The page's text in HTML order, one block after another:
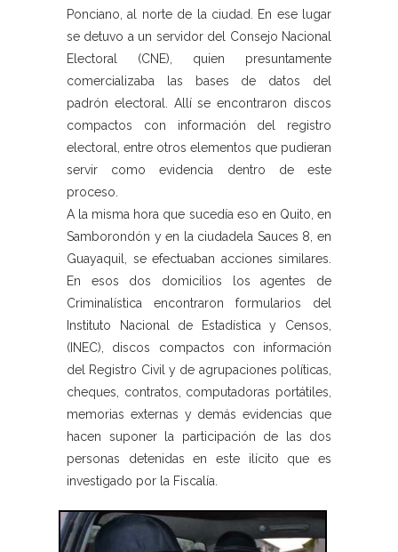
Ponciano, al norte de la ciudad. En ese lugar
se detuvo a un servidor del Consejo Nacional
Electoral (CNE), quien presuntamente
comercializaba las bases de datos del
padrón electoral. Allí se encontraron discos
compactos con información del registro
electoral, entre otros elementos que pudieran
servir como evidencia dentro de este
proceso.
A la misma hora que sucedía eso en Quito, en
Samborondón y en la ciudadela Sauces 8, en
Guayaquil, se efectuaban acciones similares.
En esos dos domicilios los agentes de
Criminalística encontraron formularios del
Instituto Nacional de Estadística y Censos,
(INEC), discos compactos con información
del Registro Civil y de agrupaciones políticas,
cheques, contratos, computadoras portátiles,
memorias externas y demás evidencias que
hacen suponer la participación de las dos
personas detenidas en este ilícito que es
investigado por la Fiscalía.